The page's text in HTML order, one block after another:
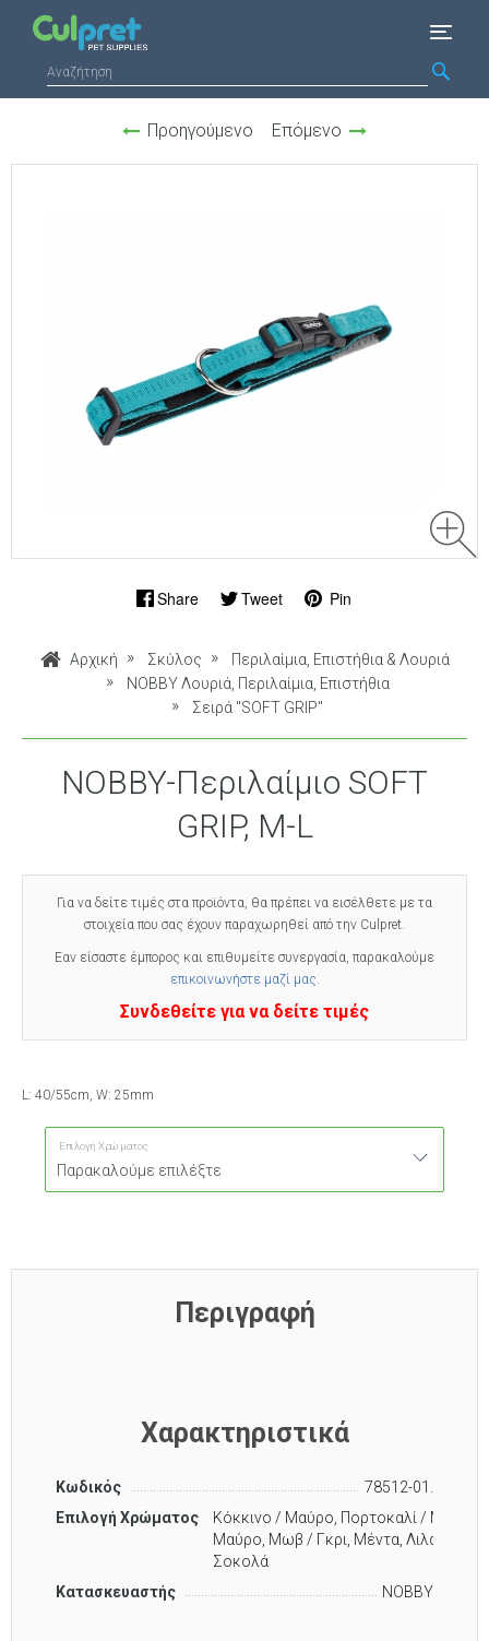
Προηγούμενο Επόμενο
Share Tweet Pin
Αρχική Σκύλος
Περιλαίμια, Επιστήθια & Λουριά
NOBBY Λουριά, Περιλαίμια, Επιστήθια
Σειρά "SOFT GRIP"
NOBBY-Περιλαίμιο SOFT
GRIP, M-L
Για να δείτε τιμές στα προϊόντα, θα πρέπει να εισέλθετε με τα
στοιχεία που σας έχουν παραχωρηθεί από την Culpret.
Εαν είσαστε έμπορος και επιθυμείτε συνεργασία, παρακαλούμε
επικοινωνήστε μαζί μας.
Συνδεθείτε για να δείτε τιμές
L: 40/55cm, W: 25mm
Επιλογή Χρώματος
Περιγραφή
Χαρακτηριστικά
Κωδικός
78512-01.
Επιλογή Χρώματος
Κόκκινο / Μαύρο, Πορτοκαλί /
Μαύρο, Μωβ / Γκρι, Μέντα, Λιλά,
Σοκολά
Κατασκευαστής
NOBBY